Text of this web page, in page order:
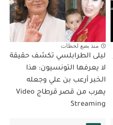
منذ بضع لحظات
ليلى الطرابلسي تكشف حقيقة
لا يعرفها التونسيون: هذا
الخبر أرعب بن علي وجعله
يهرب من قصر قرطاج Video
Streaming